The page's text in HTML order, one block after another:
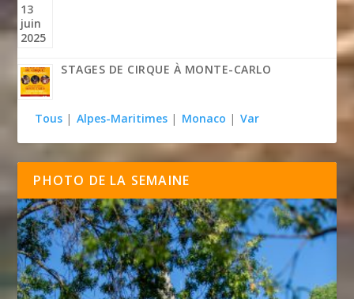
STAGES DE CIRQUE À MONTE-CARLO
Tous | Alpes-Maritimes | Monaco | Var
PHOTO DE LA SEMAINE